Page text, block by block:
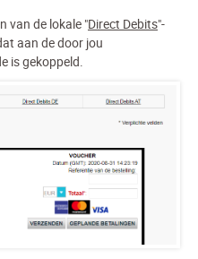
van de lokale "Direct Debits"-
aan de door jou
is gekoppeld.